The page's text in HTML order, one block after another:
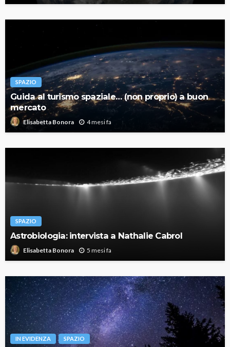
SPAZIO
Guida al turismo spaziale… (non proprio) a buon
mercato
Elisabetta Bonora 4 mesi fa
SPAZIO
Astrobiologia: intervista a Nathalie Cabrol
Elisabetta Bonora 5 mesi fa
IN EVIDENZA SPAZIO